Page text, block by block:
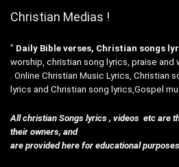
Christian Medias !
” Daily Bible verses, Christian songs
worship, christian song lyrics, praise and
. Online Christian Music Lyrics, Christian
lyrics and Christian song lyrics,Gospel
All christian Songs lyrics , videos etc are
their owners, and
are provided here for educational